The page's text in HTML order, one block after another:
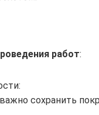
работ:
сохранить